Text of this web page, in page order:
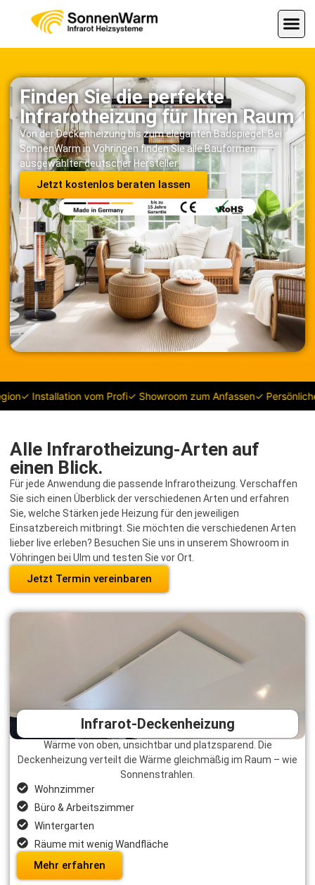
Finden Sie die perfekte
Infrarotheizung für Ihren Raum
Von der Deckenheizung bis zum eleganten Badspiegel: Bei
SonnenWarm in Vöhringen finden Sie alle Bauformen
ausgewählter deutscher Hersteller.
Jetzt kostenlos beraten lassen
✓ Installation vom Profi✓ Showroom zum Anfassen✓ Persönliche
Alle Infrarotheizung-Arten auf
einen Blick.
Für jede Anwendung die passende Infrarotheizung. Verschaffen
Sie sich einen Überblick der verschiedenen Arten und erfahren
Sie, welche Stärken jede Heizung für den jeweiligen
Einsatzbereich mitbringt. Sie möchten die verschiedenen Arten
lieber live erleben? Besuchen Sie uns in unserem Showroom in
Vöhringen bei Ulm und testen Sie vor Ort.
Jetzt Termin vereinbaren
Infrarot-Deckenheizung
Wärme von oben, unsichtbar und platzsparend. Die
Deckenheizung verteilt die Wärme gleichmäßig im Raum – wie
Sonnenstrahlen.
Wohnzimmer
Büro & Arbeitszimmer
Wintergarten
Räume mit wenig Wandfläche
Mehr erfahren